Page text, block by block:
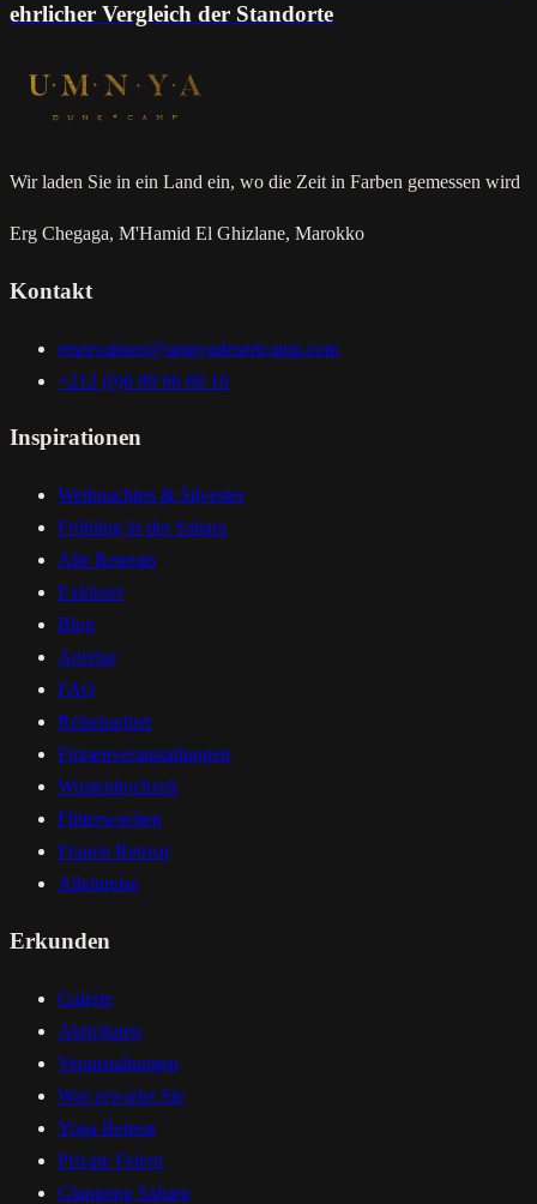
ehrlicher Vergleich der Standorte
Wir laden Sie in ein Land ein, wo die Zeit in Farben gemessen wird
Erg Chegaga, M'Hamid El Ghizlane, Marokko
Kontakt
reservations@umnyadesertcamp.com
+212 (0)6 00 66 66 16
Inspirationen
Weihnachten & Silvester
Frühling in der Sahara
Alle Retreats
Exklusiv
Blog
Anreise
FAQ
Reisepartner
Firmenveranstaltungen
Wustenhochzeit
Flitterwochen
Frauen Retreat
Alleinreise
Erkunden
Galerie
Aktivitaten
Veranstaltungen
Was erwartet Sie
Yoga Retreat
Private Feiern
Glamping Sahara